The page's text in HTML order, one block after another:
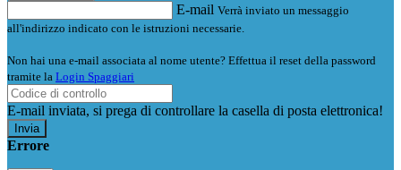
E-mail Verrà inviato un messaggio
all'indirizzo indicato con le istruzioni necessarie.
Non hai una e-mail associata al nome utente? Effettua il reset della password
tramite la Login Spaggiari
E-mail inviata, si prega di controllare la casella di posta elettronica!
Errore